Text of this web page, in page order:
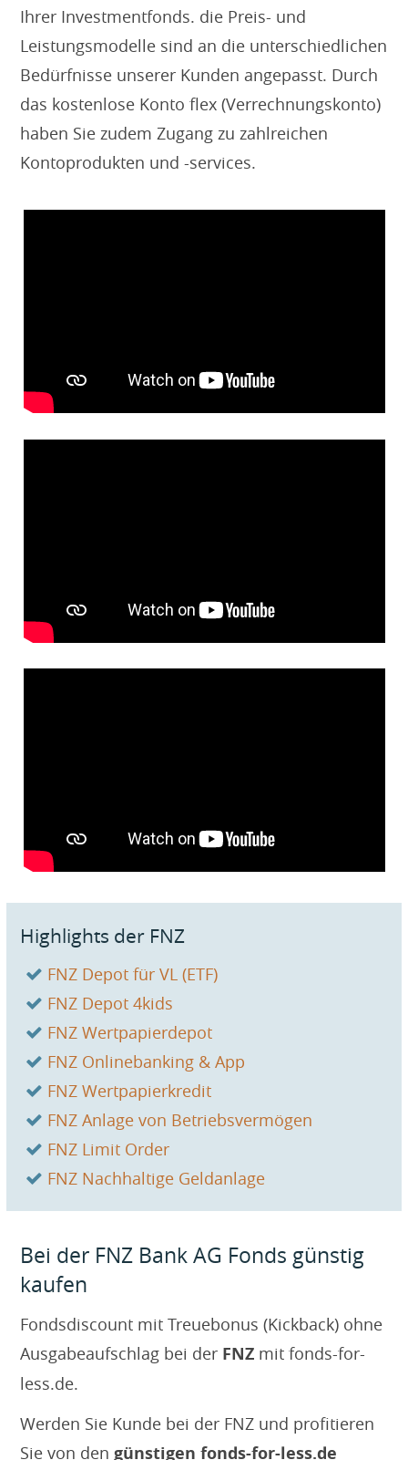
Ihrer Investmentfonds. die Preis- und
Leistungsmodelle sind an die unterschiedlichen
Bedürfnisse unserer Kunden angepasst. Durch
das kostenlose Konto flex (Verrechnungskonto)
haben Sie zudem Zugang zu zahlreichen
Kontoprodukten und -services.
Highlights der FNZ
FNZ Depot für VL (ETF)
FNZ Depot 4kids
FNZ Wertpapierdepot
FNZ Onlinebanking & App
FNZ Wertpapierkredit
FNZ Anlage von Betriebsvermögen
FNZ Limit Order
FNZ Nachhaltige Geldanlage
Bei der FNZ Bank AG Fonds günstig
kaufen
Fondsdiscount mit Treuebonus (Kickback) ohne
Ausgabeaufschlag bei der FNZmit fonds-for-
less.de.
Werden Sie Kunde bei der FNZ und profitieren
Sie von den günstigen fonds-for-less.de